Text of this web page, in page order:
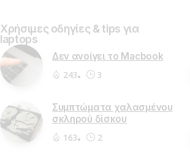
Χρήσιμες οδηγίες & tips για
laptops
Δεν ανοίγει το Macbook
243
3
Συμπτώματα χαλασμένου
σκληρού δίσκου
163
2